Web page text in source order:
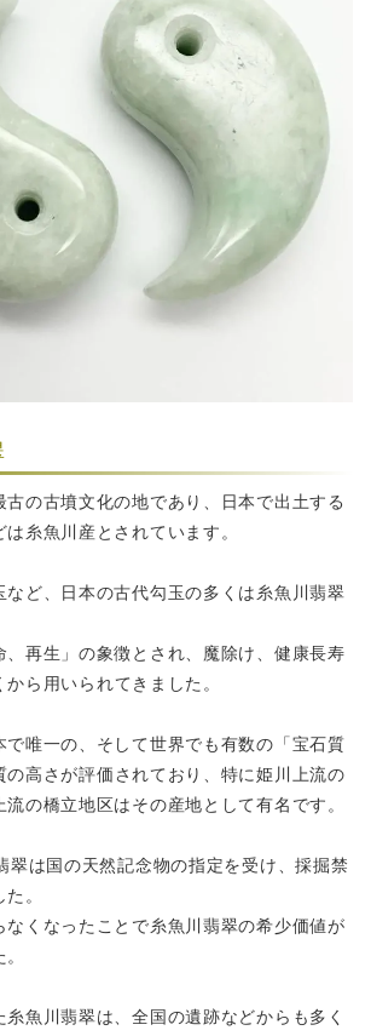
古の古墳文化の地であり、日本で出土する
糸魚川産とされています。
など、日本の古代勾玉の多くは糸魚川翡翠
、再生」の象徴とされ、魔除け、健康長寿
から用いられてきました。
で唯一の、そして世界でも有数の「宝石質
の高さが評価されており、特に姫川上流の
の橋立地区はその産地として有名です。
翠は国の天然記念物の指定を受け、採掘禁
。
なくなったことで糸魚川翡翠の希少価値が
魚川翡翠は、全国の遺跡などからも多く